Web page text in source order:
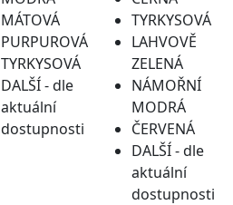
MÁTOVÁ
PURPUROVÁ
TYRKYSOVÁ
DALŠÍ - dle
aktuální
dostupnosti
TYRKYSOVÁ
LAHVOVĚ
ZELENÁ
NÁMOŘNÍ
MODRÁ
ČERVENÁ
DALŠÍ - dle
aktuální
dostupnosti